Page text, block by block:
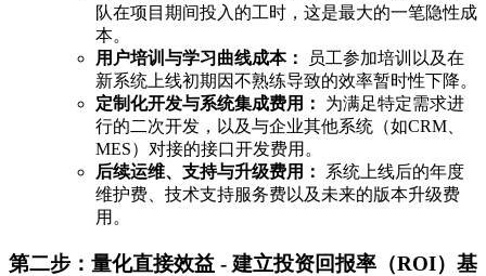
队在项目期间投入的工时，这是最大的一笔隐性成
本。
用户培训与学习曲线成本：
员工参加培训以及在
新系统上线初期因不熟练导致的效率暂时性下降。
定制化开发与系统集成费用：
为满足特定需求进
行的二次开发，以及与企业其他系统（如CRM、
MES）对接的接口开发费用。
后续运维、支持与升级费用：
系统上线后的年度
维护费、技术支持服务费以及未来的版本升级费
用。
第二步：量化直接效益 - 建立投资回报率（ROI）基